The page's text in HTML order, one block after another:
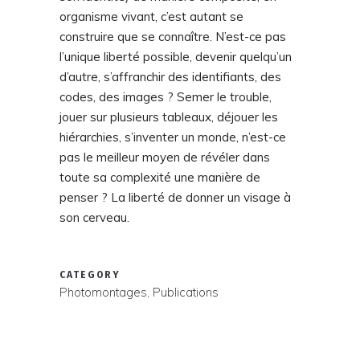
organisme vivant, c’est autant se
construire que se connaître. N’est-ce pas
l’unique liberté possible, devenir quelqu’un
d’autre, s’affranchir des identifiants, des
codes, des images ? Semer le trouble,
jouer sur plusieurs tableaux, déjouer les
hiérarchies, s’inventer un monde, n’est-ce
pas le meilleur moyen de révéler dans
toute sa complexité une manière de
penser ? La liberté de donner un visage à
son cerveau.
CATEGORY
Photomontages, Publications